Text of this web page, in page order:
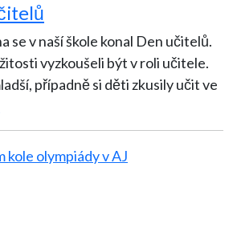
se v naší škole konal Den učitelů.
vyzkoušeli být v roli učitele.
případně si děti zkusily učit ve